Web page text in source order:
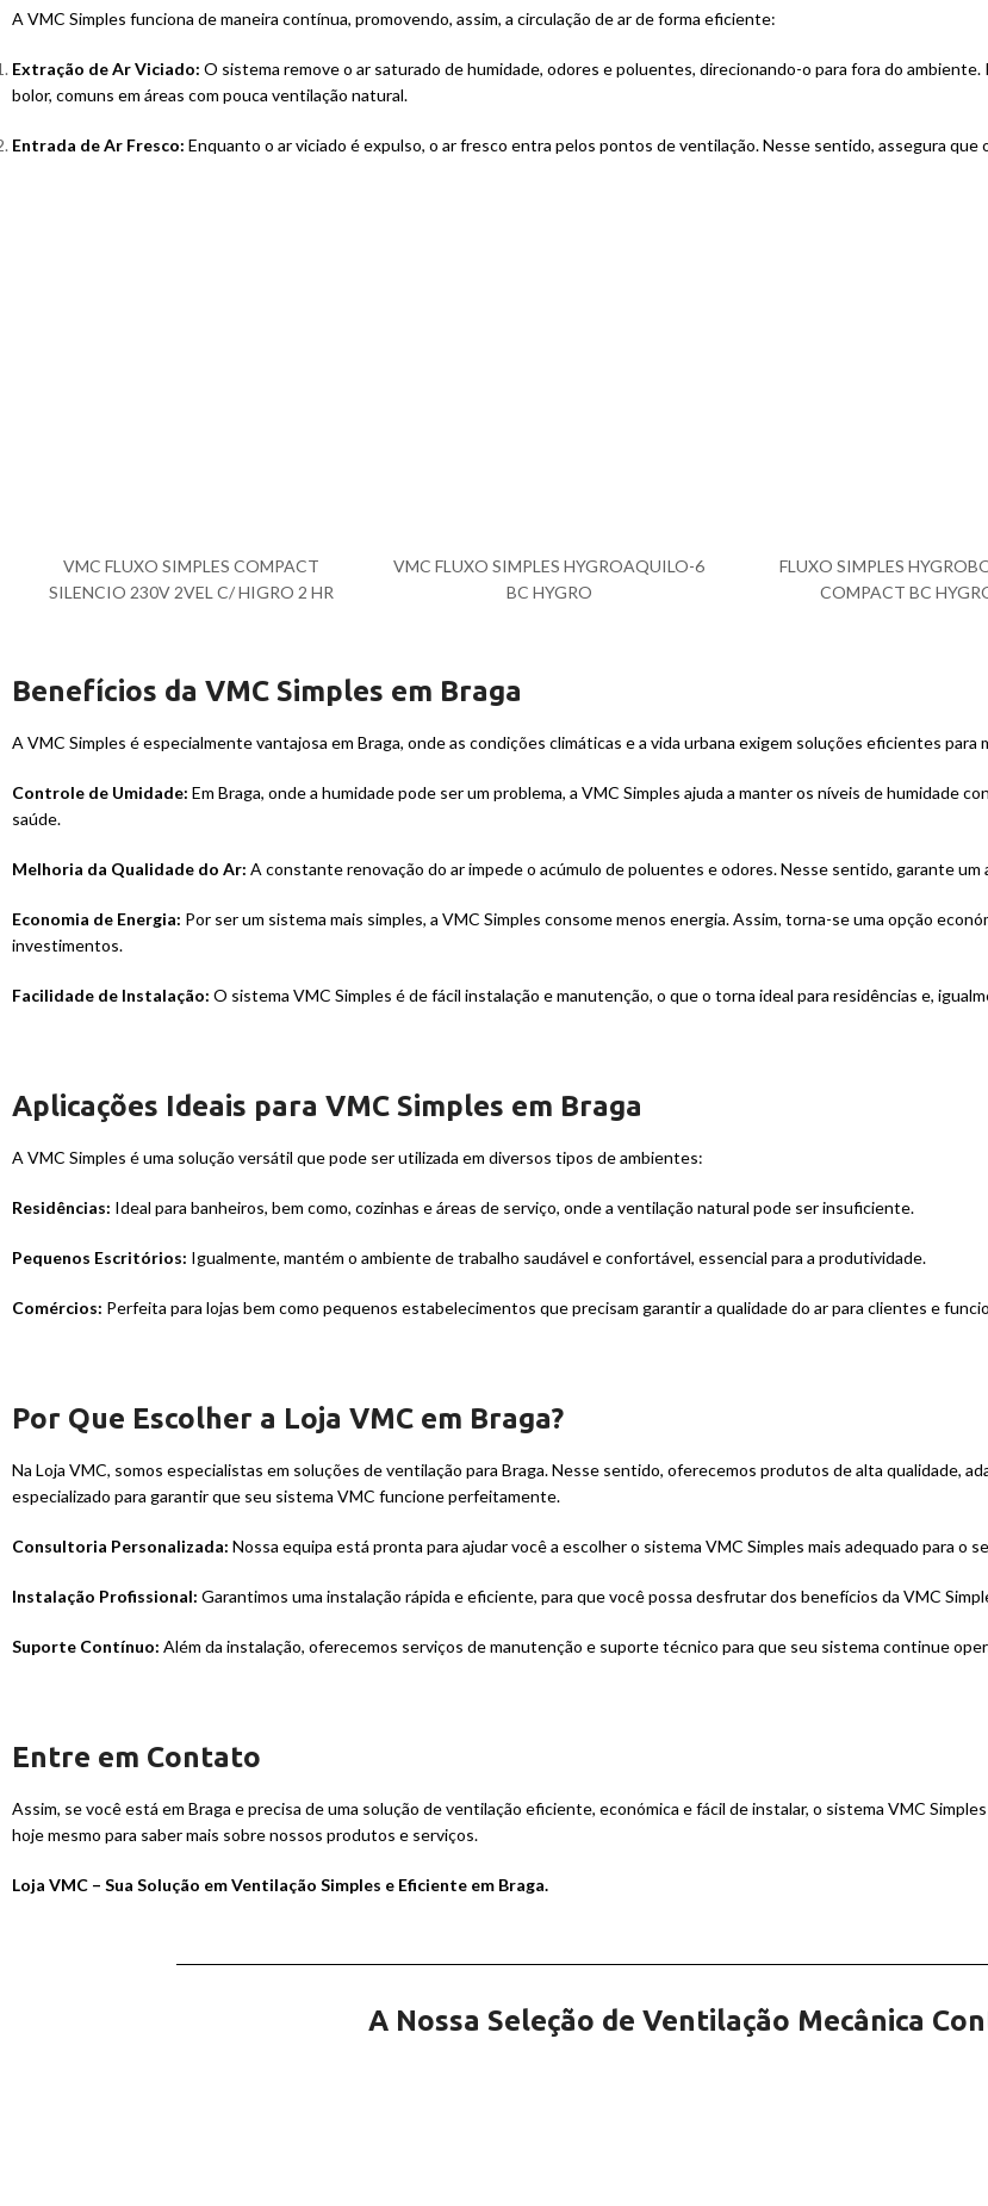
A VMC Simples funciona de maneira contínua, promovendo, assim, a circulação de ar de forma eficiente:
Extração de Ar Viciado: O sistema remove o ar saturado de humidade, odores e poluentes, direcionando-o para fora do
bolor, comuns em áreas com pouca ventilação natural.
Entrada de Ar Fresco: Enquanto o ar viciado é expulso, o ar fresco entra pelos pontos de ventilação. Nesse sentido, assegura
VMC FLUXO SIMPLES COMPACT
SILENCIO 230V 2VEL C/ HIGRO 2 HR
VMC FLUXO SIMPLES HYGROAQUILO-6
BC HYGRO
FLUXO SIMPLES
COMPACT BC
Benefícios da VMC Simples em Braga
A VMC Simples é especialmente vantajosa em Braga, onde as condições climáticas e a vida urbana exigem soluções eficientes para
Controle de Umidade: Em Braga, onde a humidade pode ser um problema, a VMC Simples ajuda a manter os níveis de humidade
saúde.
Melhoria da Qualidade do Ar: A constante renovação do ar impede o acúmulo de poluentes e odores. Nesse sentido, garante
Economia de Energia: Por ser um sistema mais simples, a VMC Simples consome menos energia. Assim, torna-se uma opção
investimentos.
Facilidade de Instalação: O sistema VMC Simples é de fácil instalação e manutenção, o que o torna ideal para residências e,
Aplicações Ideais para VMC Simples em Braga
A VMC Simples é uma solução versátil que pode ser utilizada em diversos tipos de ambientes:
Residências: Ideal para banheiros, bem como, cozinhas e áreas de serviço, onde a ventilação natural pode ser insuficiente.
Pequenos Escritórios: Igualmente, mantém o ambiente de trabalho saudável e confortável, essencial para a produtividade.
Comércios: Perfeita para lojas bem como pequenos estabelecimentos que precisam garantir a qualidade do ar para clientes e
Por Que Escolher a Loja VMC em Braga?
Na Loja VMC, somos especialistas em soluções de ventilação para Braga. Nesse sentido, oferecemos produtos de alta qualidade,
especializado para garantir que seu sistema VMC funcione perfeitamente.
Consultoria Personalizada: Nossa equipa está pronta para ajudar você a escolher o sistema VMC Simples mais adequado para o
Instalação Profissional: Garantimos uma instalação rápida e eficiente, para que você possa desfrutar dos benefícios da VMC
Suporte Contínuo: Além da instalação, oferecemos serviços de manutenção e suporte técnico para que seu sistema continue
Entre em Contato
Assim, se você está em Braga e precisa de uma solução de ventilação eficiente, económica e fácil de instalar, o sistema VMC
hoje mesmo para saber mais sobre nossos produtos e serviços.
Loja VMC – Sua Solução em Ventilação Simples e Eficiente em Braga.
A Nossa Seleção de Ventilação Mecânica